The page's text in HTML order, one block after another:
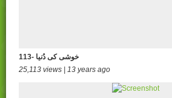
113- خوشی کی دُنیا
25,113 views | 13 years ago